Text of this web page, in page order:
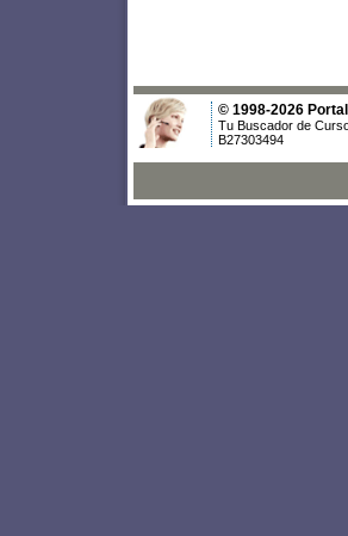
© 1998-2026
Tu Buscador de
B27303494